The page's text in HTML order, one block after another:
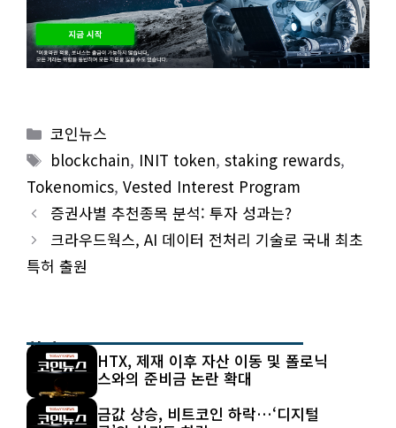
Categories
코인뉴스
Tags
blockchain, INIT token,staking rewards,
Tokenomics, Vested Interest Program
증권사별 추천종목 분석: 투자 성과는?
크라우드웍스, AI 데이터 전처리 기술로 국내 최초
특허 출원
최신 글
HTX, 제재 이후 자산 이동 및 폴로닉
스와의 준비금 논란 확대
금값 상승, 비트코인 하락…‘디지털